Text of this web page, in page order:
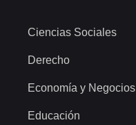
Ciencias Sociales
Derecho
Economía y Negocios
Educación